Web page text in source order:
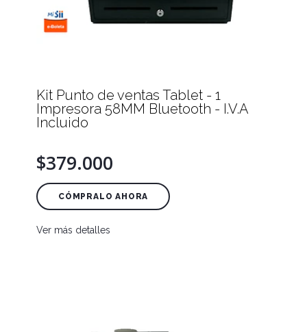
Kit Punto de ventas Tablet - 1
Impresora 58MM Bluetooth - I.V.A
Incluido
$379.000
CÓMPRALO AHORA
Ver más detalles